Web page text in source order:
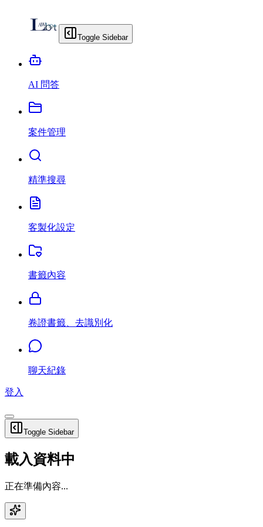
Toggle Sidebar
AI 問答
案件管理
精準搜尋
客製化設定
書籤內容
卷證書籤、去識別化
聊天紀錄
登入
Toggle Sidebar
載入資料中
正在準備內容...